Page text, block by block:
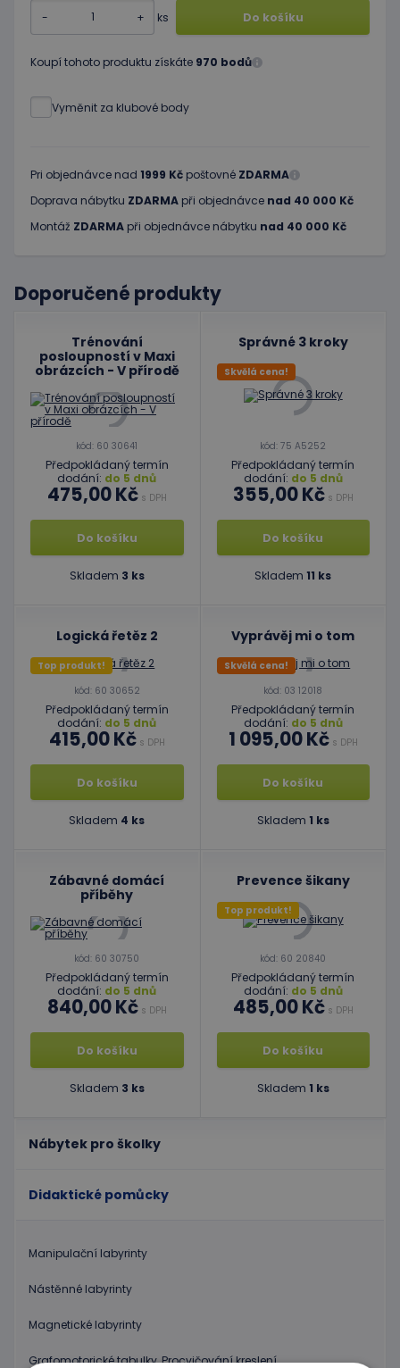
Nábytek pro školky
Didaktické pomůcky
Manipulační labyrinty
Nástěnné labyrinty
Magnetické labyrinty
Grafomotorické tabulky, Procvičování kreslení
- + ks Do košíku
Koupí tohoto produktu získáte 970 bodů
Vyměnit za klubové body
Pri objednávce nad 1999 Kč poštovné ZDARMA
Doprava nábytku ZDARMA při objednávce nad 40 000 Kč
Montáž ZDARMA při objednávce nábytku nad 40 000 Kč
Doporučené produkty
Trénování
posloupností v Maxi
obrázcích - V přírodě
kód: 60 30641
Předpokládaný termín
dodání: do 5 dnů
475,00 Kčs DPH
Do košíku
Skladem 3 ks
Správné 3 kroky
Skvělá cena!
kód: 75 A5252
Předpokládaný termín
dodání: do 5 dnů
355,00 Kčs DPH
Do košíku
Skladem 11 ks
Logická řetěz 2
Top produkt!
kód: 60 30652
Předpokládaný termín
dodání: do 5 dnů
415,00 Kčs DPH
Do košíku
Skladem 4 ks
Vyprávěj mi o tom
Skvělá cena!
kód: 03 12018
Předpokládaný termín
dodání: do 5 dnů
1 095,00 Kčs DPH
Do košíku
Skladem 1 ks
Zábavné domácí
příběhy
kód: 60 30750
Předpokládaný termín
dodání: do 5 dnů
840,00 Kčs DPH
Do košíku
Skladem 3 ks
Prevence šikany
Top produkt!
kód: 60 20840
Předpokládaný termín
dodání: do 5 dnů
485,00 Kčs DPH
Do košíku
Skladem 1 ks